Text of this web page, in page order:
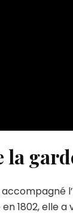
la
1802, elle a